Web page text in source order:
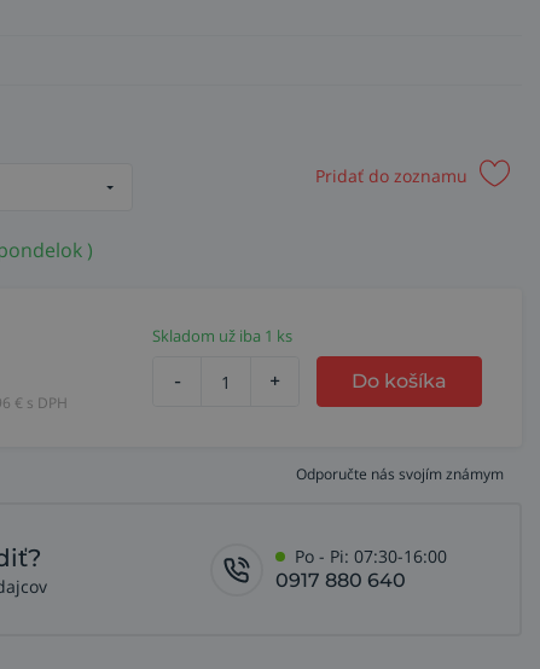
Pridať do zoznamu
)
€ s DPH
Skladom už iba 1 ks
- + Do košíka
Odporučte nás svojím známym
Po - Pi: 07:30-16:00
0917 880 640